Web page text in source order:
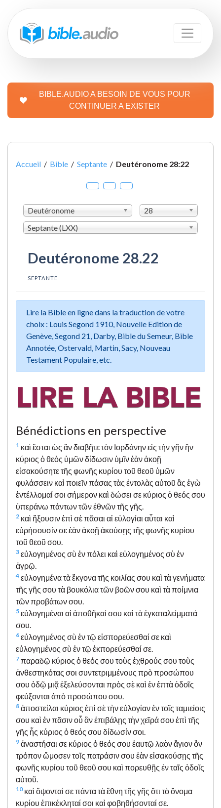
BIBLE.AUDIO A BESOIN DE VOUS POUR
CONTINUER A EXISTER
Accueil / Bible / Septante / Deutéronome 28:22
Deutéronome
28
Septante (LXX)
Deutéronome 28.22
SEPTANTE
Lire la Bible en ligne dans la traduction de votre
choix : Louis Segond 1910, Nouvelle Edition de
Genève, Segond 21, Darby, Bible du Semeur, Bible
Annotée, Ostervald, Martin, Sacy, Nouveau
Testament Populaire, etc.
Bénédictions en perspective
1 καὶ ἔσται ὡς ἂν διαβῆτε τὸν Ιορδάνην εἰς τὴν γῆν ἣν
κύριος ὁ θεὸς ὑμῶν δίδωσιν ὑμῖν ἐὰν ἀκοῇ
εἰσακούσητε τῆς φωνῆς κυρίου τοῦ θεοῦ ὑμῶν
φυλάσσειν καὶ ποιεῖν πάσας τὰς ἐντολὰς αὐτοῦ ἃς ἐγὼ
ἐντέλλομαί σοι σήμερον καὶ δώσει σε κύριος ὁ θεός σου
ὑπεράνω πάντων τῶν ἐθνῶν τῆς γῆς.
2 καὶ ἥξουσιν ἐπὶ σὲ πᾶσαι αἱ εὐλογίαι αὗται καὶ
εὑρήσουσίν σε ἐὰν ἀκοῇ ἀκούσῃς τῆς φωνῆς κυρίου
τοῦ θεοῦ σου.
3 εὐλογημένος σὺ ἐν πόλει καὶ εὐλογημένος σὺ ἐν
ἀγρῷ.
4 εὐλογημένα τὰ ἔκγονα τῆς κοιλίας σου καὶ τὰ γενήματα
τῆς γῆς σου τὰ βουκόλια τῶν βοῶν σου καὶ τὰ ποίμνια
τῶν προβάτων σου.
5 εὐλογημέναι αἱ ἀποθῆκαί σου καὶ τὰ ἐγκαταλείμματά
σου.
6 εὐλογημένος σὺ ἐν τῷ εἰσπορεύεσθαί σε καὶ
εὐλογημένος σὺ ἐν τῷ ἐκπορεύεσθαί σε.
7 παραδῷ κύριος ὁ θεός σου τοὺς ἐχθρούς σου τοὺς
ἀνθεστηκότας σοι συντετριμμένους πρὸ προσώπου
σου ὁδῷ μιᾷ ἐξελεύσονται πρὸς σὲ καὶ ἐν ἑπτὰ ὁδοῖς
φεύξονται ἀπὸ προσώπου σου.
8 ἀποστείλαι κύριος ἐπὶ σὲ τὴν εὐλογίαν ἐν τοῖς ταμιείοις
σου καὶ ἐν πᾶσιν οὗ ἂν ἐπιβάλῃς τὴν χεῖρά σου ἐπὶ τῆς
γῆς ἧς κύριος ὁ θεός σου δίδωσίν σοι.
9 ἀναστήσαι σε κύριος ὁ θεός σου ἑαυτῷ λαὸν ἅγιον ὃν
τρόπον ὤμοσεν τοῖς πατράσιν σου ἐὰν εἰσακούσῃς τῆς
φωνῆς κυρίου τοῦ θεοῦ σου καὶ πορευθῇς ἐν ταῖς ὁδοῖς
αὐτοῦ.
10καὶ ὄψονταί σε πάντα τὰ ἔθνη τῆς γῆς ὅτι τὸ ὄνομα
κυρίου ἐπικέκληταί σοι καὶ φοβηθήσονταί σε.